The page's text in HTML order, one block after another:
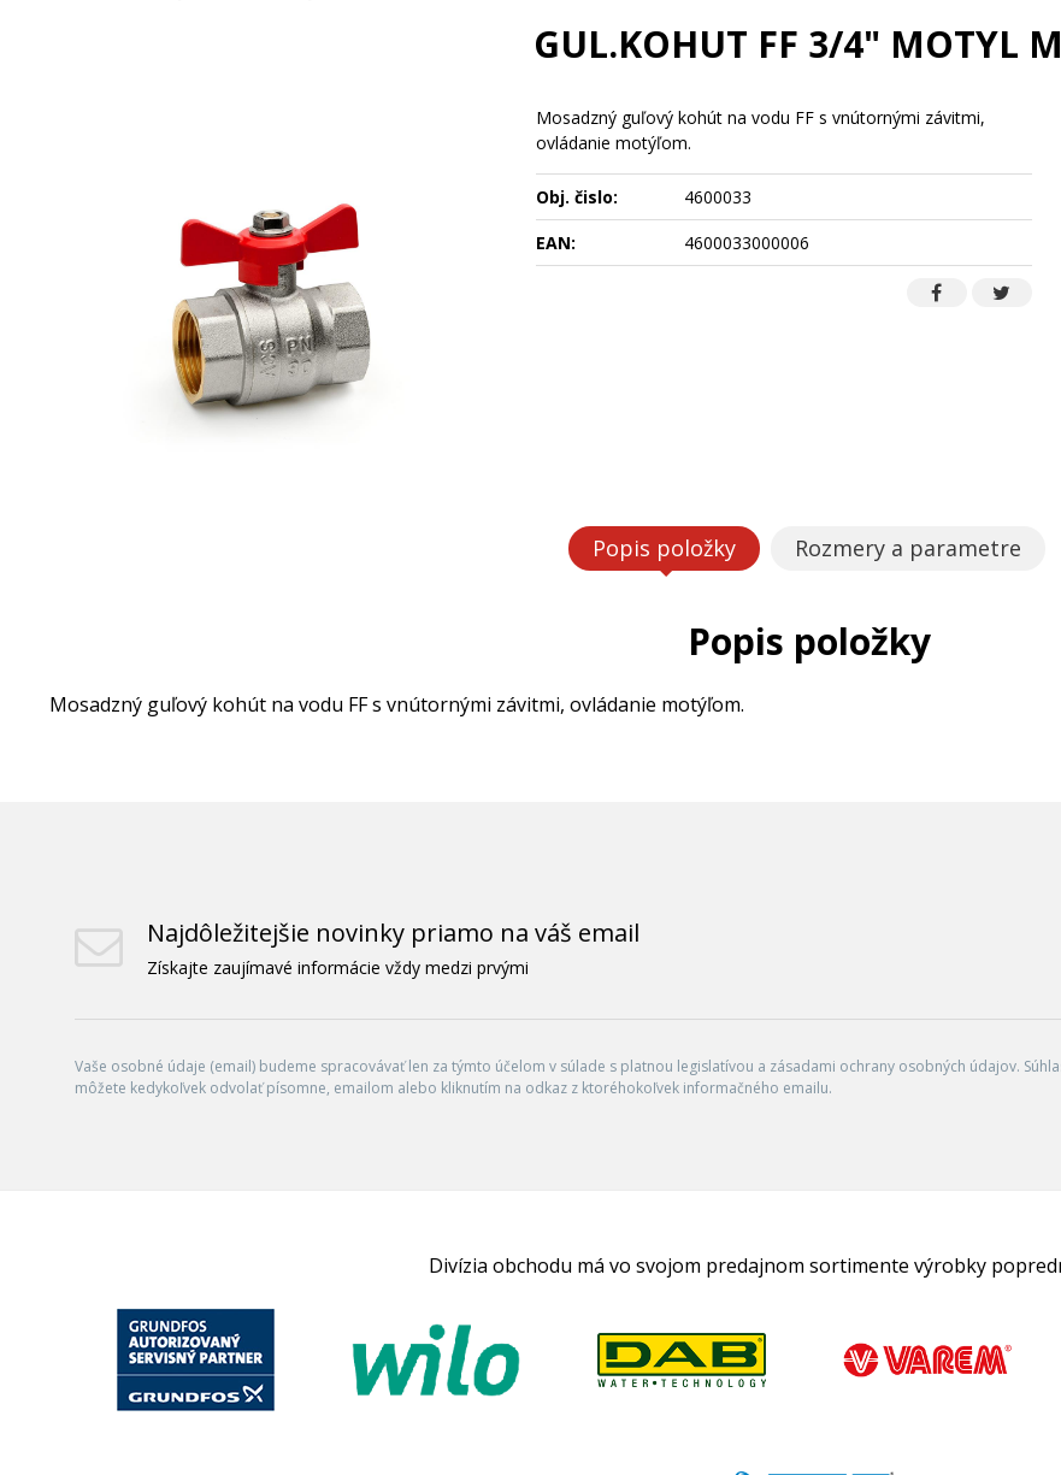
GUL.KOHUT FF 3/4" MOTYL
Mosadzný guľový kohút na vodu FF s vnútornými závitmi,
ovládanie motýľom.
Obj. čislo:
4600033
EAN:
4600033000006
Popis položky Rozmery a parametre
Popis položky
Mosadzný guľový kohút na vodu FF s vnútornými závitmi, ovládanie motýľom.
Najdôležitejšie novinky priamo na váš email
Získajte zaujímavé informácie vždy medzi prvými
Vaše osobné údaje (email) budeme spracovávať len za týmto účelom v súlade s platnou legislatívou a zásadami ochrany osobných údajov.
môžete kedykoľvek odvolať písomne, emailom alebo kliknutím na odkaz z ktoréhokoľvek informačného emailu.
Divízia obchodu má vo svojom predajnom sortimente výrobky